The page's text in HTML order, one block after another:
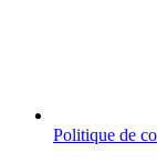
Politique de